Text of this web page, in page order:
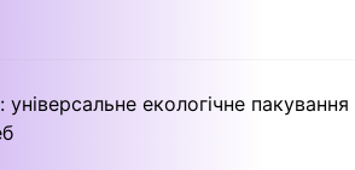
екологічне пакування